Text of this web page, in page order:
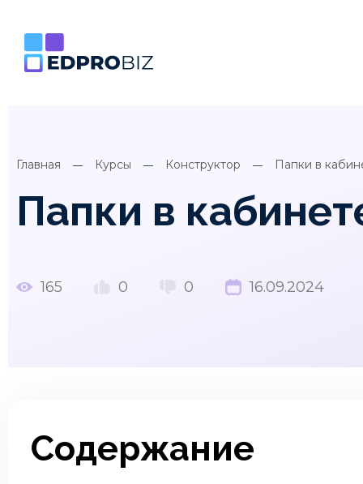
Главная Курсы Конструктор Папки в
Папки в
165 0 0 16.09.2024
Содержание